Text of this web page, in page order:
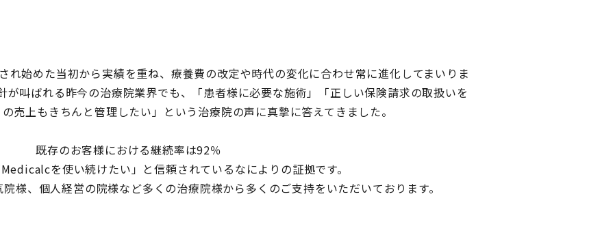
始めた当初から実績を重ね、療養費の改定や時代の変化に合わせ常に進化してまいりま
が叫ばれる昨今の治療院業界でも、「患者様に必要な施術」「正しい保険請求の取扱いを
売上もきちんと管理したい」という治療院の声に真摯に答えてきました。
既存のお客様における継続率は92％
を使い続けたい」と信頼されているなによりの証拠です。
様、個人経営の院様など多くの治療院様から多くのご支持をいただいております。